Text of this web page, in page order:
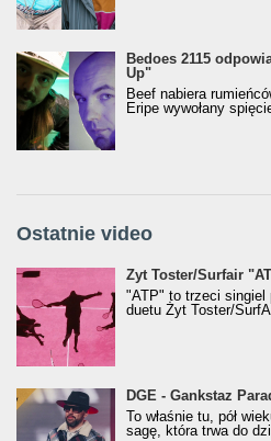
Bedoes 2115
Up"
Beef nabiera
Eripe wywołany
Ostatnie video
Żyt Toster/SurfAir - ATP
Żyt Toster/Surfair
"ATP" to trzeci singiel
duetu Żyt Toster/
donGURALesko z nagrodą
Klasyczny/Trueschoolowy
(Popkillery 2023)
DGE - Gankstaz
To właśnie tu, pół
sagę, która trwa do